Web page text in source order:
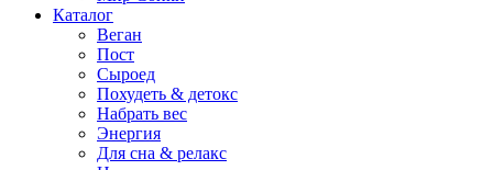
Каталог
Веган
Пост
Сыроед
Похудеть & детокс
Набрать вес
Энергия
Для сна & релакс